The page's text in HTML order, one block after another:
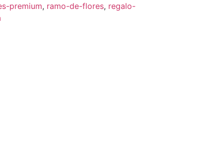
premium, ramo-de-flores, regalo-